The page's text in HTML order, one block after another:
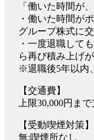
「働いた時間が
・働いた時間が
グループ株式に
・一度退職して
ら再び積み上げ
※退職後5年以内
【交通費】
上限30,000円ま
【受動喫煙対策】
無:喫煙所なし